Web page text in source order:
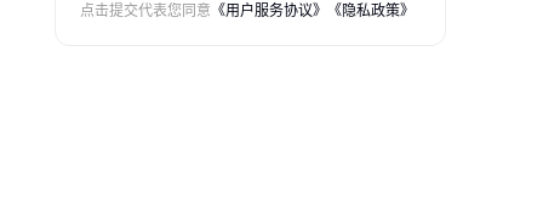
点击提交代表您同意 《用户服务协议》 《隐私政策》